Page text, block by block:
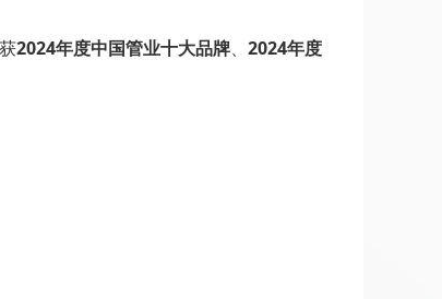
2024年度中国管业十大品牌、 2024年度